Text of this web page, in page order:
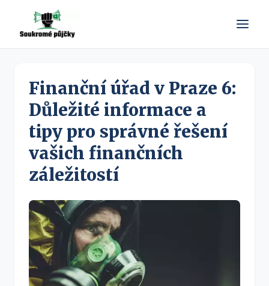
Finanční úřad v Praze 6:
Důležité informace a
tipy pro správné řešení
vašich finančních
záležitostí